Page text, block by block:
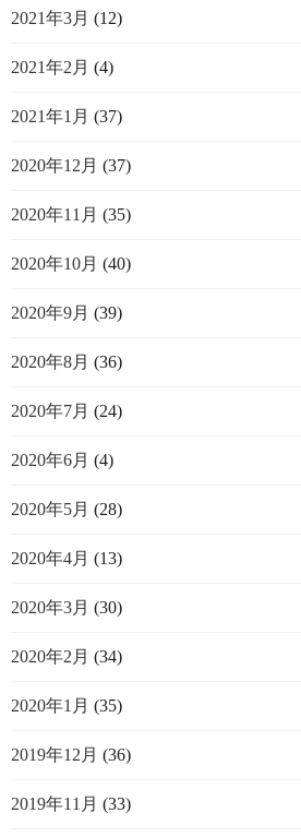
2021年3月 (12)
2021年2月 (4)
2021年1月 (37)
2020年12月 (37)
2020年11月 (35)
2020年10月 (40)
2020年9月 (39)
2020年8月 (36)
2020年7月 (24)
2020年6月 (4)
2020年5月 (28)
2020年4月 (13)
2020年3月 (30)
2020年2月 (34)
2020年1月 (35)
2019年12月 (36)
2019年11月 (33)